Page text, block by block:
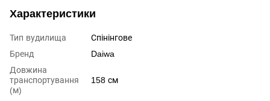
Характеристики
Тип вудилища
Спінінгове
Бренд
Daiwa
Довжина
транспортування
(м)
158 см